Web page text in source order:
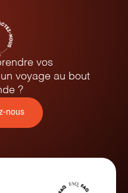
vos
voyage au bout
?
nous